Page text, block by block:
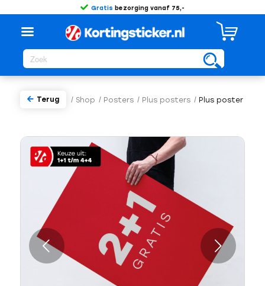
Gratis bezorging vanaf 75,-
/ Shop / Posters / Plus posters / Plus poster
Terug
Volgende